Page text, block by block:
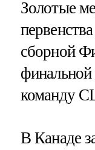
Золотые
сборной
финальной
команду
В Канаде